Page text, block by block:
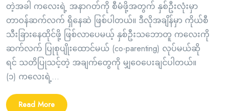
တဲ့အခါ ကလေးရဲ့ အနာဂတ်ကို စီမံဖို့အတွက် နှစ်ဦးလုံးမှာ
တာဝန်ဆက်လက် ရှိနေဆဲ ဖြစ်ပါတယ်။ ဒီလိုအချိန်မှာ ကိုယ်စီ
သီးခြားနေထိုင်ဖို့ ဖြစ်လာပေမယ့် နှစ်ဦးသဘောတူ ကလေးကို
ဆက်လက် ပြုစုပျိုးထောင်မယ် (co-parenting) လုပ်မယ်ဆို
ရင် သတိပြုသင့်တဲ့ အချက်တွေကို မျှဝေပေးချင်ပါတယ်။
(၁) ကလေးရဲ့...
Read More